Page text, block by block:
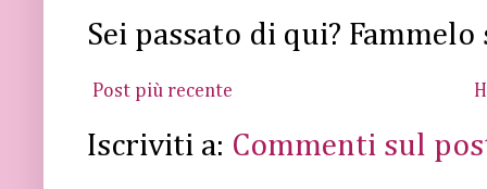
Sei passato di qui?
Post più recente
Iscriviti a: Commenti sul